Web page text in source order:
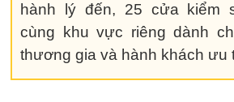
hành lý đến, 25 cửa kiểm
cùng khu vực riêng dành
thương gia và hành khách ưu